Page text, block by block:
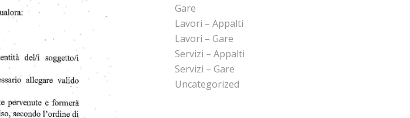
Gare
Lavori – Appalti
Lavori – Gare
Servizi – Appalti
Servizi – Gare
Uncategorized